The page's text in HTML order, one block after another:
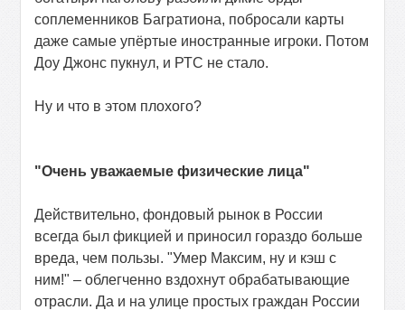
соплеменников Багратиона, побросали карты
даже самые упёртые иностранные игроки. Потом
Доу Джонс пукнул, и РТС не стало.
Ну и что в этом плохого?
"Очень уважаемые физические лица"
Действительно, фондовый рынок в России
всегда был фикцией и приносил гораздо больше
вреда, чем пользы. "Умер Максим, ну и кэш с
ним!" – облегченно вздохнут обрабатывающие
отрасли. Да и на улице простых граждан России